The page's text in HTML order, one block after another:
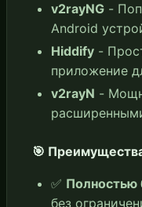
v2rayNG -
Android
Hiddify -
приложение
v2rayN -
🎯
✅ Полностью
без